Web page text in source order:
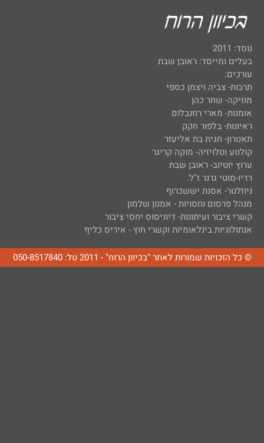
נוסד: 2011
בעלים ומייסד: ראובן שבת
עורכים:
תרבות- צביה ויצמן כספי
מוזיקה- שחר כהן
אומנות- מארי רוזנבלום
ראיונות- בלפור חקק
תאטרון- חגית בת אליעזר
קולנוע וטלויזיה- מוקה קריגר
ערוץ יוטיוב- ראובן שבת
רדיו-מוטי גרנר ז"ל.
ניוזלטר- אסנת יששכרוף
מנהל פרסום וחסויות - אמנון שלמון
קשרי ציבור ועיתונות- דיוניסוס יחסי ציבור
אנתולוגיות בינלאומיות וקשרי חוץ - איריס כליף
© כל הזכויות שמורות לאתר "בכיוון הרוח" - 2011 טל: 050-8517840